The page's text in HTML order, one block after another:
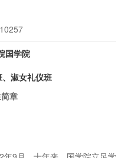
国学院
淑女礼仪班
章